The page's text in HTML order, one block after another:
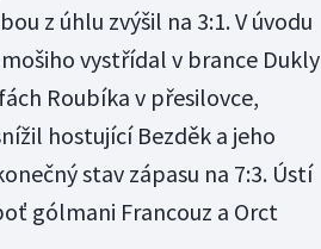
z úhlu zvýšil na 3:1. V úvodu
vystřídal v brance Dukly
Roubíka v přesilovce,
hostující Bezděk a jeho
stav zápasu na 7:3. Ústí
gólmani Francouz a Orct